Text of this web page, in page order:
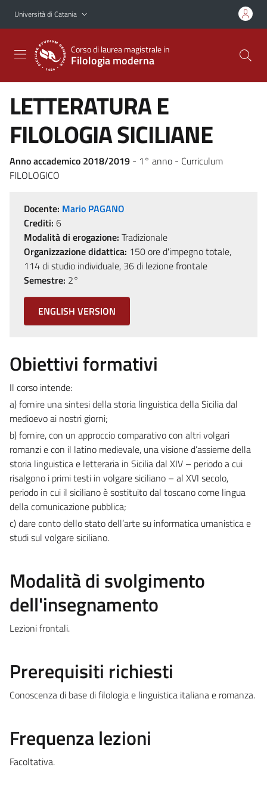
Vai al contenuto principale
Vai al menu di navigazione
Università di Catania
Corso di laurea magistrale in
Filologia moderna
LETTERATURA E
FILOLOGIA SICILIANE
Anno accademico 2018/2019 - 1° anno - Curriculum
FILOLOGICO
Docente: Mario PAGANO
Crediti: 6
Modalità di erogazione: Tradizionale
Organizzazione didattica: 150 ore d'impegno totale,
114 di studio individuale, 36 di lezione frontale
Semestre: 2°
ENGLISH VERSION
Obiettivi formativi
Il corso intende:
a) fornire una sintesi della storia linguistica della Sicilia dal
medioevo ai nostri giorni;
b) fornire, con un approccio comparativo con altri volgari
romanzi e con il latino medievale, una visione d’assieme della
storia linguistica e letteraria in Sicilia dal XIV – periodo a cui
risalgono i primi testi in volgare siciliano – al XVI secolo,
periodo in cui il siciliano è sostituito dal toscano come lingua
della comunicazione pubblica;
c) dare conto dello stato dell’arte su informatica umanistica e
studi sul volgare siciliano.
Modalità di svolgimento
dell'insegnamento
Lezioni frontali.
Prerequisiti richiesti
Conoscenza di base di filologia e linguistica italiana e romanza.
Frequenza lezioni
Facoltativa.